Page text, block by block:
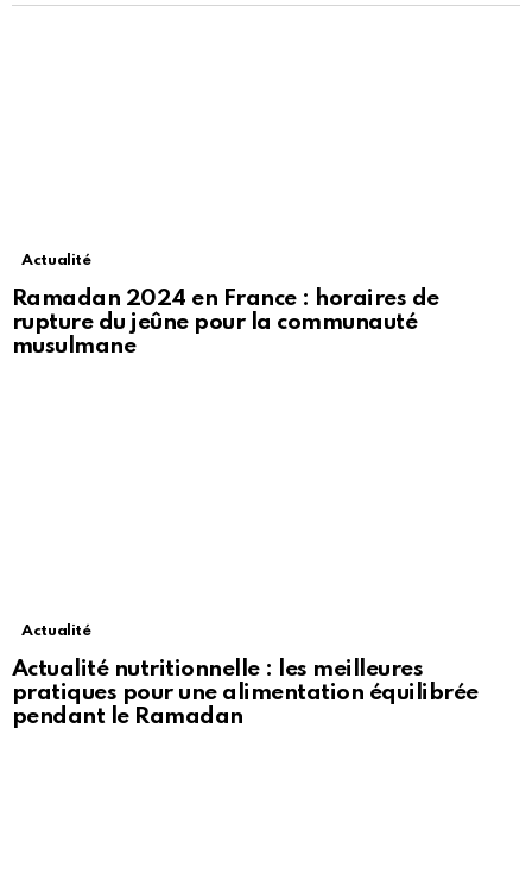
Actualité
Ramadan 2024 en France : horaires de
rupture du jeûne pour la communauté
musulmane
Actualité
Actualité nutritionnelle : les meilleures
pratiques pour une alimentation équilibrée
pendant le Ramadan